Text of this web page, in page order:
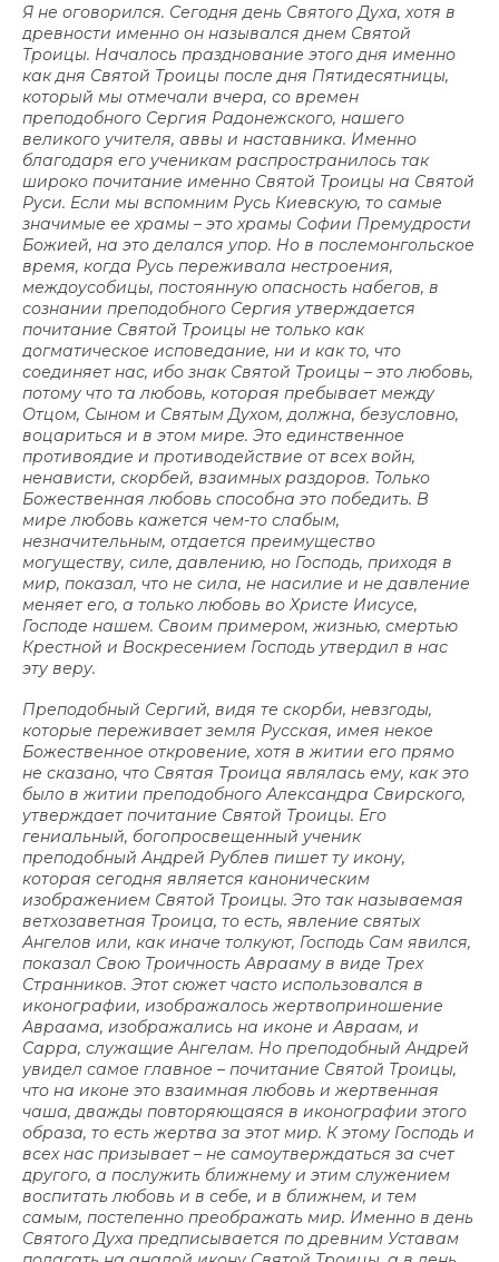
Я не оговорился. Сегодня день Святого Духа, хотя в
древности именно он назывался днем Святой
Троицы. Началось празднование этого дня именно
как дня Святой Троицы после дня Пятидесятницы,
который мы отмечали вчера, со времен
преподобного Сергия Радонежского, нашего
великого учителя, аввы и наставника. Именно
благодаря его ученикам распространилось так
широко почитание именно Святой Троицы на Святой
Руси. Если мы вспомним Русь Киевскую, то самые
значимые ее храмы – это храмы Софии Премудрости
Божией, на это делался упор. Но в послемонгольское
время, когда Русь переживала нестроения,
междоусобицы, постоянную опасность набегов, в
сознании преподобного Сергия утверждается
почитание Святой Троицы не только как
догматическое исповедание, ни и как то, что
соединяет нас, ибо знак Святой Троицы – это любовь,
потому что та любовь, которая пребывает между
Отцом, Сыном и Святым Духом, должна, безусловно,
воцариться и в этом мире. Это единственное
противоядие и противодействие от всех войн,
ненависти, скорбей, взаимных раздоров. Только
Божественная любовь способна это победить. В
мире любовь кажется чем-то слабым,
незначительным, отдается преимущество
могуществу, силе, давлению, но Господь, приходя в
мир, показал, что не сила, не насилие и не давление
меняет его, а только любовь во Христе Иисусе,
Господе нашем. Своим примером, жизнью, смертью
Крестной и Воскресением Господь утвердил в нас
эту веру.
Преподобный Сергий, видя те скорби, невзгоды,
которые переживает земля Русская, имея некое
Божественное откровение, хотя в житии его прямо
не сказано, что Святая Троица являлась ему, как это
было в житии преподобного Александра Свирского,
утверждает почитание Святой Троицы. Его
гениальный, богопросвещенный ученик
преподобный Андрей Рублев пишет ту икону,
которая сегодня является каноническим
изображением Святой Троицы. Это так называемая
ветхозаветная Троица, то есть, явление святых
Ангелов или, как иначе толкуют, Господь Сам явился,
показал Свою Троичность Аврааму в виде Трех
Странников. Этот сюжет часто использовался в
иконографии, изображалось жертвоприношение
Авраама, изображались на иконе и Авраам, и
Сарра, служащие Ангелам. Но преподобный Андрей
увидел самое главное – почитание Святой Троицы,
что на иконе это взаимная любовь и жертвенная
чаша, дважды повторяющаяся в иконографии этого
образа, то есть жертва за этот мир. К этому Господь и
всех нас призывает – не самоутверждаться за счет
другого, а послужить ближнему и этим служением
воспитать любовь и в себе, и в ближнем, и тем
самым, постепенно преображать мир. Именно в день
Святого Духа предписывается по древним Уставам